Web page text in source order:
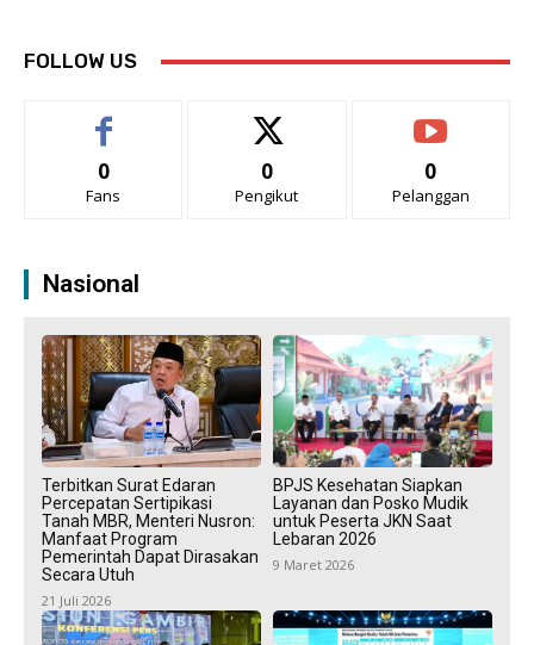
FOLLOW US
0
Fans
0
Pengikut
0
Pelanggan
Nasional
Terbitkan Surat Edaran
Percepatan Sertipikasi
Tanah MBR, Menteri Nusron:
Manfaat Program
Pemerintah Dapat Dirasakan
Secara Utuh
21 Juli 2026
BPJS Kesehatan Siapkan
Layanan dan Posko Mudik
untuk Peserta JKN Saat
Lebaran 2026
9 Maret 2026